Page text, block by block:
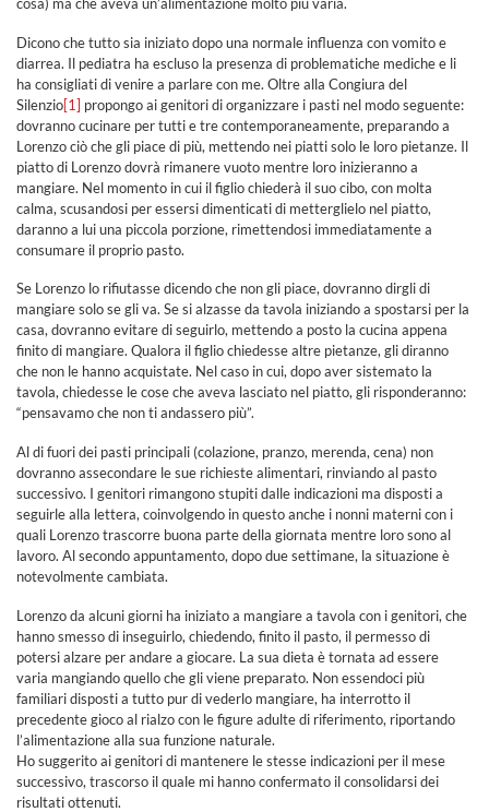
Dicono che tutto sia iniziato dopo una normale influenza con vomito e
diarrea. Il pediatra ha escluso la presenza di problematiche mediche e li
ha consigliati di venire a parlare con me. Oltre alla Congiura del
Silenzio[1] propongo ai genitori di organizzare i pasti nel modo seguente:
dovranno cucinare per tutti e tre contemporaneamente, preparando a
Lorenzo ciò che gli piace di più, mettendo nei piatti solo le loro pietanze. Il
piatto di Lorenzo dovrà rimanere vuoto mentre loro inizieranno a
mangiare. Nel momento in cui il figlio chiederà il suo cibo, con molta
calma, scusandosi per essersi dimenticati di metterglielo nel piatto,
daranno a lui una piccola porzione, rimettendosi immediatamente a
consumare il proprio pasto.
Se Lorenzo lo rifiutasse dicendo che non gli piace, dovranno dirgli di
mangiare solo se gli va. Se si alzasse da tavola iniziando a spostarsi per la
casa, dovranno evitare di seguirlo, mettendo a posto la cucina appena
finito di mangiare. Qualora il figlio chiedesse altre pietanze, gli diranno
che non le hanno acquistate. Nel caso in cui, dopo aver sistemato la
tavola, chiedesse le cose che aveva lasciato nel piatto, gli risponderanno:
“pensavamo che non ti andassero più”.
Al di fuori dei pasti principali (colazione, pranzo, merenda, cena) non
dovranno assecondare le sue richieste alimentari, rinviando al pasto
successivo. I genitori rimangono stupiti dalle indicazioni ma disposti a
seguirle alla lettera, coinvolgendo in questo anche i nonni materni con i
quali Lorenzo trascorre buona parte della giornata mentre loro sono al
lavoro. Al secondo appuntamento, dopo due settimane, la situazione è
notevolmente cambiata.
Lorenzo da alcuni giorni ha iniziato a mangiare a tavola con i genitori, che
hanno smesso di inseguirlo, chiedendo, finito il pasto, il permesso di
potersi alzare per andare a giocare. La sua dieta è tornata ad essere
varia mangiando quello che gli viene preparato. Non essendoci più
familiari disposti a tutto pur di vederlo mangiare, ha interrotto il
precedente gioco al rialzo con le figure adulte di riferimento, riportando
l’alimentazione alla sua funzione naturale.
Ho suggerito ai genitori di mantenere le stesse indicazioni per il mese
successivo, trascorso il quale mi hanno confermato il consolidarsi dei
risultati ottenuti.